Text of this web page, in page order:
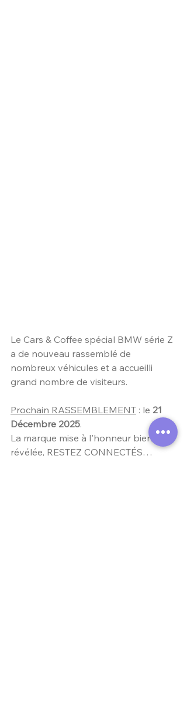
Le Cars & Coffee spécial BMW série Z
a de nouveau rassemblé de
nombreux véhicules et a accueilli
grand nombre de visiteurs.
Prochain RASSEMBLEMENT : le 21
Décembre 2025.
La marque mise à l'honneur bientôt
révélée, RESTEZ CONNECTÉS…